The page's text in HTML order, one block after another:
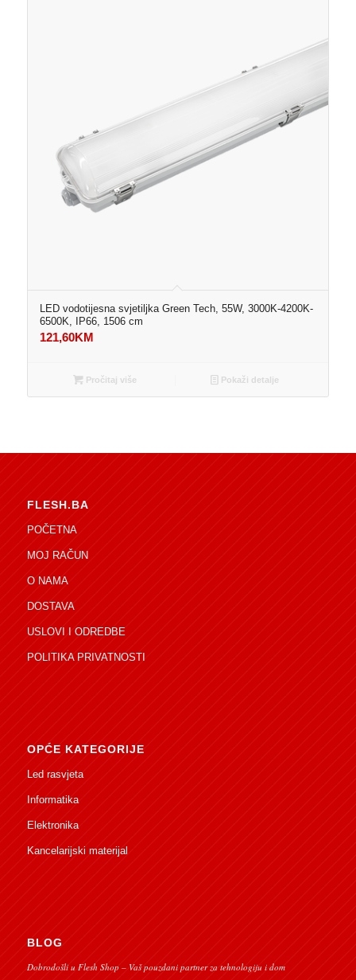
LED vodotijesna svjetiljka Green Tech, 55W, 3000K-4200K-
6500K, IP66, 1506 cm
121,60KM
Pročitaj više Pokaži detalje
FLESH.BA
POČETNA
MOJ RAČUN
O NAMA
DOSTAVA
USLOVI I ODREDBE
POLITIKA PRIVATNOSTI
OPĆE KATEGORIJE
Led rasvjeta
Informatika
Elektronika
Kancelarijski materijal
BLOG
Dobrodošli u Flesh Shop – Vaš pouzdani partner za tehnologiju i dom